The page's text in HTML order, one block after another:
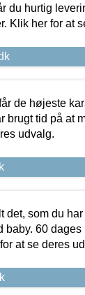
du hurtig
Klik her for at
de højeste
brugt tid på at
udvalg.
det, som du
baby. 60
at se deres